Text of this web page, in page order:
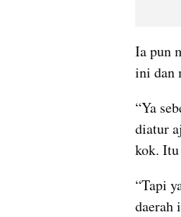
Ia pun
ini dan
“Ya
diatur
kok. Itu
“Tapi
daerah